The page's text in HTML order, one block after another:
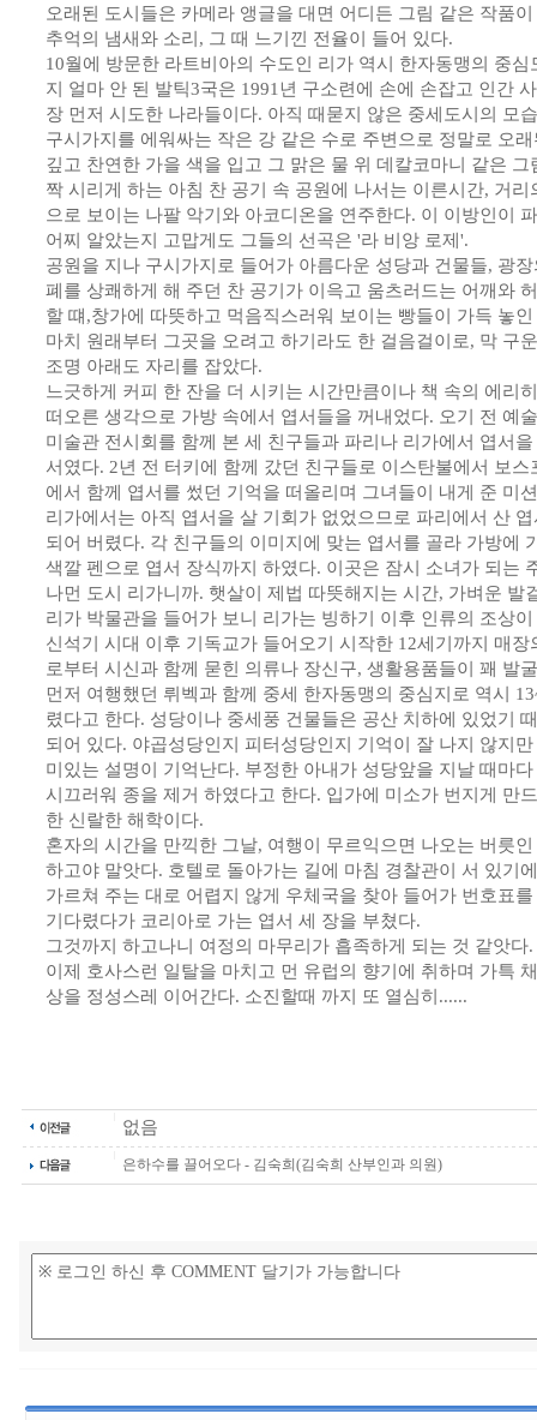
오래된 도시들은 카메라 앵글을 대면 어디든 그림 같은 작품
추억의 냄새와 소리, 그 때 느기낀 전율이 들어 있다.
10월에 방문한 라트비아의 수도인 리가 역시 한자동맹의 중
지 얼마 안 된 발틱3국은 1991년 구소련에 손에 손잡고 인간
장 먼저 시도한 나라들이다. 아직 때묻지 않은 중세도시의 모
구시가지를 에워싸는 작은 강 같은 수로 주변으로 정말로 오
깊고 찬연한 가을 색을 입고 그 맑은 물 위 데칼코마니 같은
짝 시리게 하는 아침 찬 공기 속 공원에 나서는 이른시간, 거
으로 보이는 나팔 악기와 아코디온을 연주한다. 이 이방인이
어찌 알았는지 고맙게도 그들의 선곡은 '라 비앙 로제'.
공원을 지나 구시가지로 들어가 아름다운 성당과 건물들, 광
폐를 상쾌하게 해 주던 찬 공기가 이윽고 움츠러드는 어깨와
할 떄,창가에 따뜻하고 먹음직스러워 보이는 빵들이 가득 놓
마치 원래부터 그곳을 오려고 하기라도 한 걸음걸이로, 막 구
조명 아래도 자리를 잡았다.
느긋하게 커피 한 잔을 더 시키는 시간만큼이나 책 속의 에리
떠오른 생각으로 가방 속에서 엽서들을 꺼내었다. 오기 전 예
미술관 전시회를 함께 본 세 친구들과 파리나 리가에서 엽서
서였다. 2년 전 터키에 함께 갔던 친구들로 이스탄불에서 보
에서 함께 엽서를 썼던 기억을 떠올리며 그녀들이 내게 준 미
리가에서는 아직 엽서을 살 기회가 없었으므로 파리에서 산
되어 버렸다. 각 친구들의 이미지에 맞는 엽서를 골라 가방에
색깔 펜으로 엽서 장식까지 하였다. 이곳은 잠시 소녀가 되는
나먼 도시 리가니까. 햇살이 제법 따뜻해지는 시간, 가벼운 발
리가 박물관을 들어가 보니 리가는 빙하기 이후 인류의 조상
신석기 시대 이후 기독교가 들어오기 시작한 12세기까지 매
로부터 시신과 함께 묻힌 의류나 장신구, 생활용품들이 꽤 발
먼저 여행했던 뤼벡과 함께 중세 한자동맹의 중심지로 역시
렸다고 한다. 성당이나 중세풍 건물들은 공산 치하에 있었기
되어 있다. 야곱성당인지 피터성당인지 기억이 잘 나지 않지
미있는 설명이 기억난다. 부정한 아내가 성당앞을 지날 때마
시끄러워 종을 제거 하였다고 한다. 입가에 미소가 번지게 만
한 신랄한 해학이다.
혼자의 시간을 만끽한 그날, 여행이 무르익으면 나오는 버릇
하고야 말앗다. 호텔로 돌아가는 길에 마침 경찰관이 서 있기
가르쳐 주는 대로 어렵지 않게 우체국을 찾아 들어가 번호표
기다렸다가 코리아로 가는 엽서 세 장을 부쳤다.
그것까지 하고나니 여정의 마무리가 흡족하게 되는 것 같앗다.
이제 호사스런 일탈을 마치고 먼 유럽의 향기에 취하며 가특
상을 정성스레 이어간다. 소진할때 까지 또 열심히......
없음
은하수를 끌어오다 - 김숙희(김숙희 산부인과 의원)